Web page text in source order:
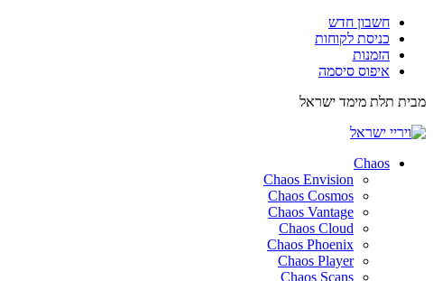
חשבון חדש
כניסת לקוחות
הזמנות
איפוס סיסמה
מבית תלת מימד ישראל
Chaos
Chaos Envision
Chaos Cosmos
Chaos Vantage
Chaos Cloud
Chaos Phoenix
Chaos Player
Chaos Scans